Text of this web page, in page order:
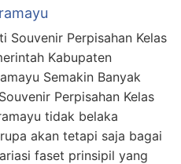
Souvenir Perpisahan Kelas
Kabupaten
Semakin Banyak
Perpisahan Kelas
tidak belaka
akan tetapi saja bagai
faset prinsipil yang